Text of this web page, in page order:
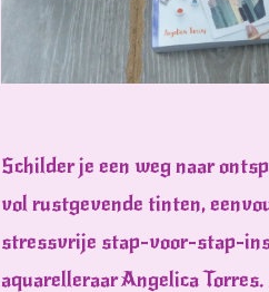
Schilder je een weg naar
vol rustgevende tinten,
stressvrije stap-voor-stap-
aquarelleraar Angelica